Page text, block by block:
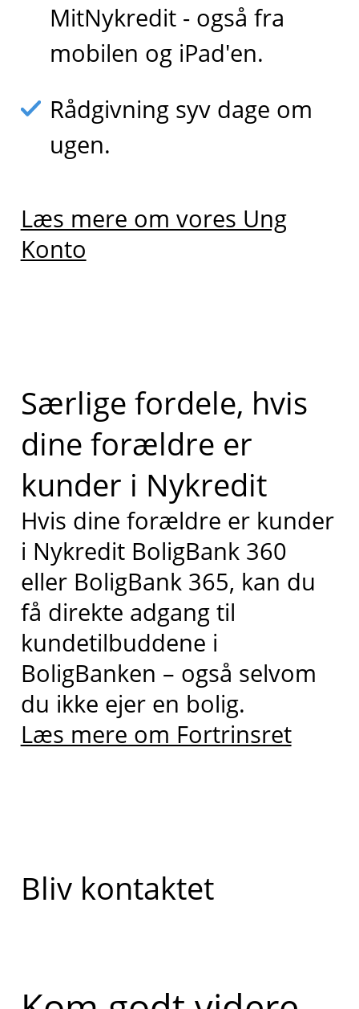
MitNykredit - også fra
mobilen og iPad'en.
Rådgivning syv dage om
ugen.
Læs mere om vores Ung
Konto
Særlige fordele, hvis
dine forældre er
kunder i Nykredit
Hvis dine forældre er kunder
i Nykredit BoligBank 360
eller BoligBank 365, kan du
få direkte adgang til
kundetilbuddene i
BoligBanken – også selvom
du ikke ejer en bolig.
Læs mere om Fortrinsret
Bliv kontaktet